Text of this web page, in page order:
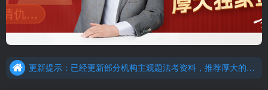
重要通知：因网站调整，现已经关闭手机号登录，请手机注册用户及时添加客服微信（微信号：dykz180），客服会协助将登陆方式更改为邮箱登录！
更新提示：已经更新部分机构主观题法考资料，推荐厚大的考点清单，高清版，特别适合学习！